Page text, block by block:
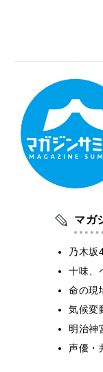
マガ
乃木坂
十味、
命の現
気候変
明治神
声優・